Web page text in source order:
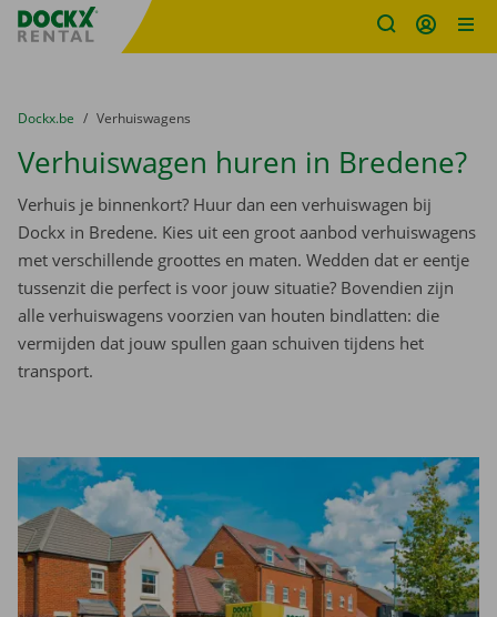
Fratello DEMO
U bevindt zich hier:
van
Dockx.be naar
Verhuiswagens
Verhuiswagen huren in Bredene?
Verhuis je binnenkort? Huur dan een verhuiswagen bij
Dockx in Bredene. Kies uit een groot aanbod verhuiswagens
met verschillende groottes en maten. Wedden dat er eentje
tussenzit die perfect is voor jouw situatie? Bovendien zijn
alle verhuiswagens voorzien van houten bindlatten: die
vermijden dat jouw spullen gaan schuiven tijdens het
transport.